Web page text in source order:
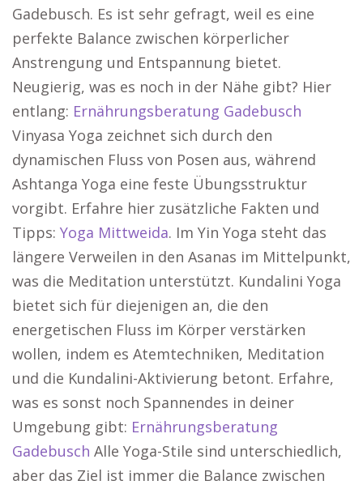
Gadebusch. Es ist sehr gefragt, weil es eine
perfekte Balance zwischen körperlicher
Anstrengung und Entspannung bietet.
Neugierig, was es noch in der Nähe gibt? Hier
entlang: Ernährungsberatung Gadebusch
Vinyasa Yoga zeichnet sich durch den
dynamischen Fluss von Posen aus, während
Ashtanga Yoga eine feste Übungsstruktur
vorgibt. Erfahre hier zusätzliche Fakten und
Tipps: Yoga Mittweida. Im Yin Yoga steht das
längere Verweilen in den Asanas im Mittelpunkt,
was die Meditation unterstützt. Kundalini Yoga
bietet sich für diejenigen an, die den
energetischen Fluss im Körper verstärken
wollen, indem es Atemtechniken, Meditation
und die Kundalini-Aktivierung betont. Erfahre,
was es sonst noch Spannendes in deiner
Umgebung gibt: Ernährungsberatung
Gadebusch Alle Yoga-Stile sind unterschiedlich,
aber das Ziel ist immer die Balance zwischen